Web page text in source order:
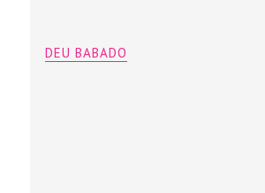
DEU BABADO